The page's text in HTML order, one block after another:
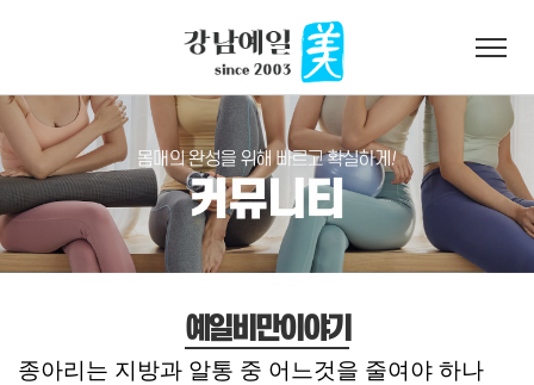
로그인 회원가입 온라인예약
예일美소개
지방흡입
예일비만이야기
종아리는 지방과 알통 중 어느것을 줄여야 하나